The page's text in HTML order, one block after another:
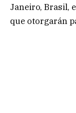
Janeiro, Brasil,
que otorgarán